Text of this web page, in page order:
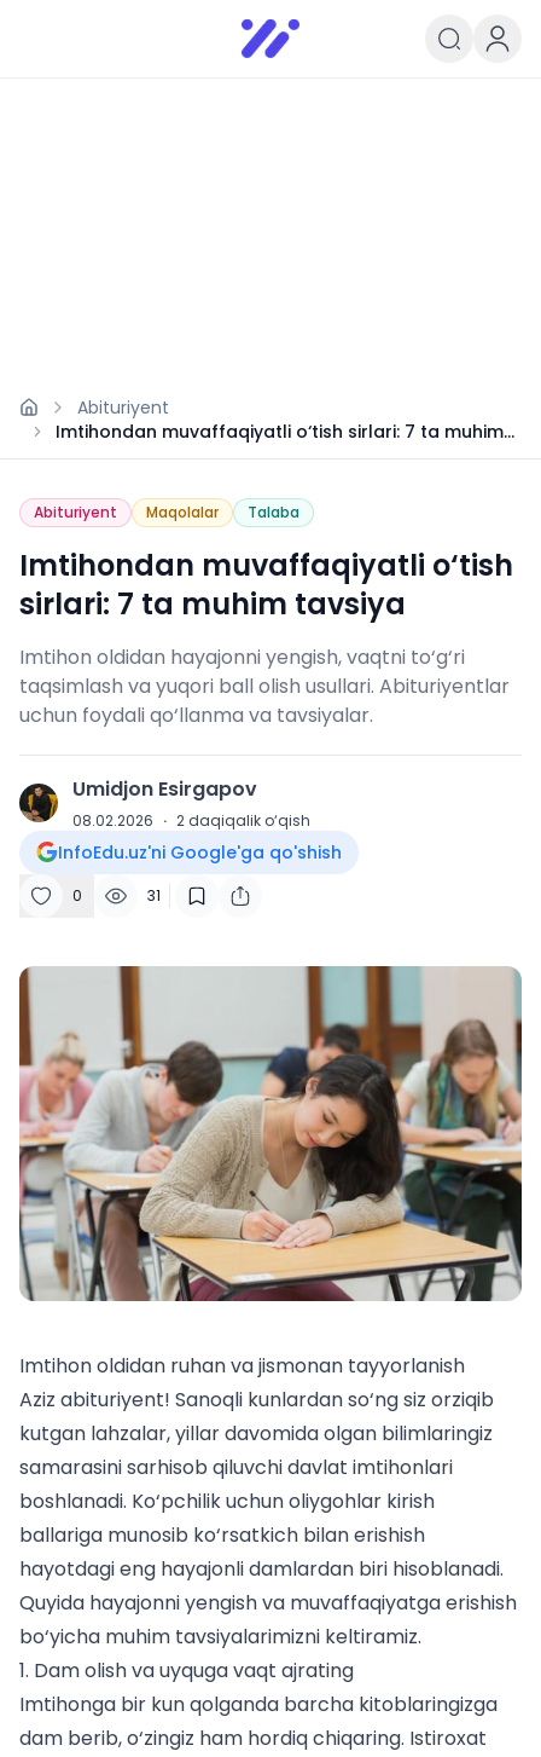
Infoedu
Ta&#039;lim xabarlari va
Abituriyent
Imtihondan muvaffaqiyatli o‘tish sirlari: 7 ta muhim
tavsiya
Abituriyent Maqolalar Talaba
Imtihondan muvaffaqiyatli o‘tish
sirlari: 7 ta muhim tavsiya
Imtihon oldidan hayajonni yengish, vaqtni to‘g‘ri
taqsimlash va yuqori ball olish usullari. Abituriyentlar
uchun foydali qo‘llanma va tavsiyalar.
U Umidjon Esirgapov
08.02.2026 · 2 daqiqalik o‘qish
InfoEdu.uz'ni Google'ga qo'shish
0 31
Imtihon oldidan ruhan va jismonan tayyorlanish
Aziz abituriyent! Sanoqli kunlardan so‘ng siz orziqib
kutgan lahzalar, yillar davomida olgan bilimlaringiz
samarasini sarhisob qiluvchi davlat imtihonlari
boshlanadi. Ko‘pchilik uchunoliygohlar kirish
ballariga munosib ko‘rsatkich bilan erishish
hayotdagi eng hayajonli damlardan biri hisoblanadi.
Quyida hayajonni yengish va muvaffaqiyatga erishish
bo‘yicha muhim tavsiyalarimizni keltiramiz.
1. Dam olish va uyquga vaqt ajrating
Imtihonga bir kun qolganda barcha kitoblaringizga
dam berib, o‘zingiz ham hordiq chiqaring. Istiroxat